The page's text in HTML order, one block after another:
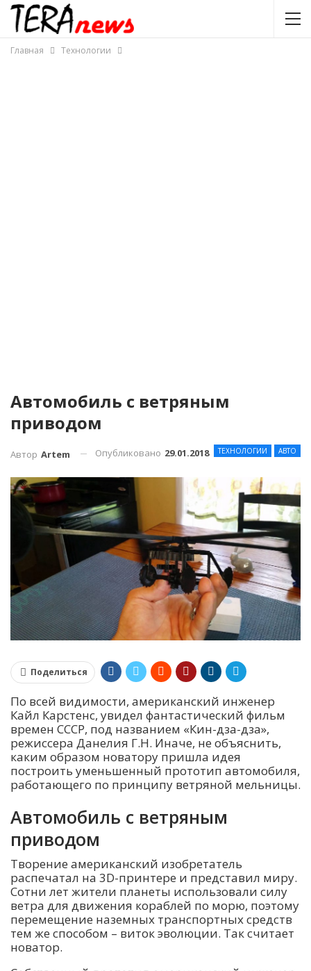
Главная Технологии
Автомобиль с ветряным
приводом
ТЕХНОЛОГИИ АВТО
Автор Artem Опубликовано 29.01.2018
Поделиться
По всей видимости, американский инженер
Кайл Карстенс, увидел фантастический фильм
времен СССР, под названием «Кин-дза-дза»,
режиссера Данелия Г.Н. Иначе, не объяснить,
каким образом новатору пришла идея
построить уменьшенный прототип автомобиля,
работающего по принципу ветряной мельницы.
Автомобиль с ветряным
приводом
Творение американский изобретатель
распечатал на 3D-принтере и представил миру.
Сотни лет жители планеты использовали силу
ветра для движения кораблей по морю, поэтому
перемещение наземных транспортных средств
тем же способом – виток эволюции. Так считает
новатор.